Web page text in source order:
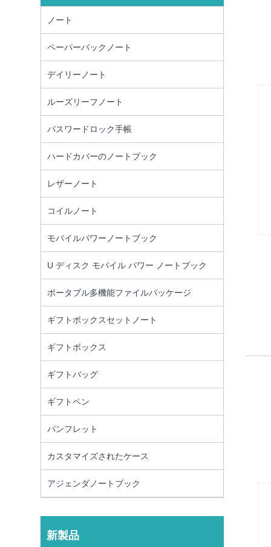
ノート
ペーパーバックノート
デイリーノート
ルーズリーフノート
パスワードロック手帳
ハードカバーのノートブック
レザーノート
コイルノート
モバイルパワーノートブック
U ディスク モバイル パワー ノートブック
ポータブル多機能ファイルパッケージ
ギフトボックスセットノート
ギフトボックス
ギフトバッグ
ギフトペン
パンフレット
カスタマイズされたケース
アジェンダノートブック
新製品